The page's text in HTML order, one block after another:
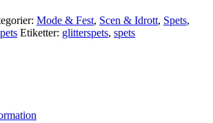
Mode & Fest, Scen & Idrott, Spets,
Etiketter: glitterspets, spets